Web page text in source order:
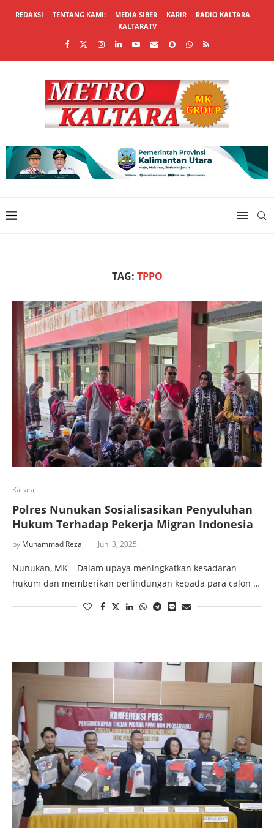
REDAKSI TENTANG KAMI: MEDIA SIBER KARIR
RADIO KALTARA
KALTARATV
TAG: TPPO
Kaltara
Polres Nunukan Sosialisasikan Penyuluhan
Hukum Terhadap Pekerja Migran Indonesia
by Muhammad Reza Juni 3, 2025
Nunukan, MK – Dalam upaya meningkatkan kesadaran
hukum dan memberikan perlindungan kepada para calon …